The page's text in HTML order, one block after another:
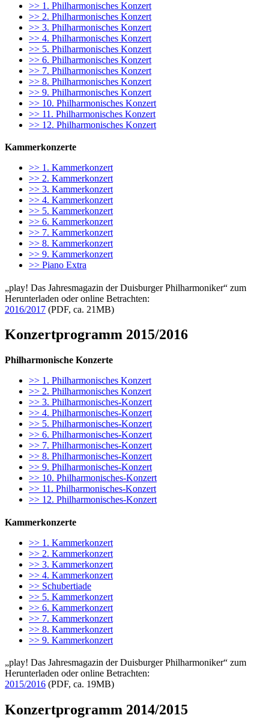
>> 1. Philharmonisches Konzert
>> 2. Philharmonisches Konzert
>> 3. Philharmonisches Konzert
>> 4. Philharmonisches Konzert
>> 5. Philharmonisches Konzert
>> 6. Philharmonisches Konzert
>> 7. Philharmonisches Konzert
>> 8. Philharmonisches Konzert
>> 9. Philharmonisches Konzert
>> 10. Philharmonisches Konzert
>> 11. Philharmonisches Konzert
>> 12. Philharmonisches Konzert
Kammerkonzerte
>> 1. Kammerkonzert
>> 2. Kammerkonzert
>> 3. Kammerkonzert
>> 4. Kammerkonzert
>> 5. Kammerkonzert
>> 6. Kammerkonzert
>> 7. Kammerkonzert
>> 8. Kammerkonzert
>> 9. Kammerkonzert
>> Piano Extra
„play! Das Jahresmagazin der Duisburger Philharmoniker“ zum
Herunterladen oder online Betrachten:
2016/2017 (PDF, ca. 21MB)
Konzertprogramm 2015/2016
Philharmonische Konzerte
>> 1. Philharmonisches Konzert
>> 2. Philharmonisches Konzert
>> 3. Philharmonisches-Konzert
>> 4. Philharmonisches-Konzert
>> 5. Philharmonisches-Konzert
>> 6. Philharmonisches-Konzert
>> 7. Philharmonisches-Konzert
>> 8. Philharmonisches-Konzert
>> 9. Philharmonisches-Konzert
>> 10. Philharmonisches-Konzert
>> 11. Philharmonisches-Konzert
>> 12. Philharmonisches-Konzert
Kammerkonzerte
>> 1. Kammerkonzert
>> 2. Kammerkonzert
>> 3. Kammerkonzert
>> 4. Kammerkonzert
>> Schubertiade
>> 5. Kammerkonzert
>> 6. Kammerkonzert
>> 7. Kammerkonzert
>> 8. Kammerkonzert
>> 9. Kammerkonzert
„play! Das Jahresmagazin der Duisburger Philharmoniker“ zum
Herunterladen oder online Betrachten:
2015/2016 (PDF, ca. 19MB)
Konzertprogramm 2014/2015